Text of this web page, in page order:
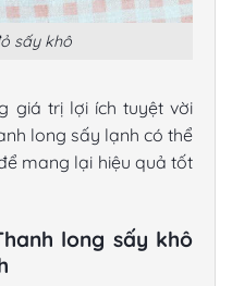
sấy khô
giá trị lợi ích tuyệt vời
long sấy lạnh có thể
mang lại hiệu quả tốt
long sấy khô